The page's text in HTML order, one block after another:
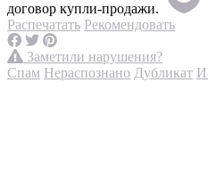
договор купли-продажи.
Распечатать Рекомендовать
Заметили нарушения?
Спам Нераспознано Дубликат